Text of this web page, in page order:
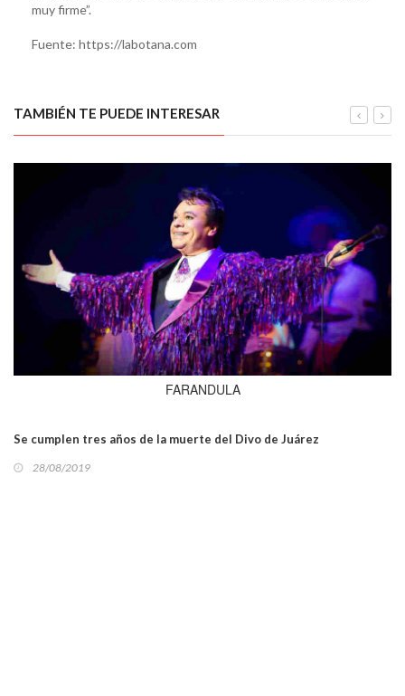
muy firme”.
Fuente: https://labotana.com
TAMBIÉN TE PUEDE INTERESAR
FARANDULA
Se cumplen tres años de la muerte del Divo de Juárez
28/08/2019